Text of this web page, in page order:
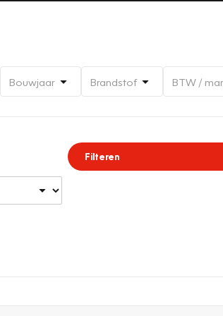
Bouwjaar Brandstof BTW /
Filteren